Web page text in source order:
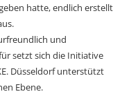
hatte, endlich erstellt
und
setzt sich die Initiative
Düsseldorf unterstützt
Ebene.